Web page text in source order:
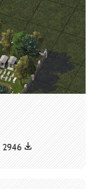
2946